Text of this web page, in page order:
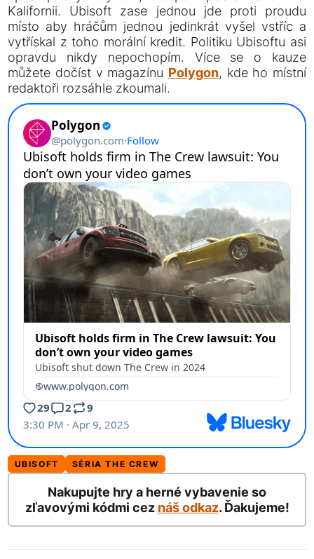
Kalifornii. Ubisoft zase jednou jde proti proudu
místo aby hráčům jednou jedinkrát vyšel vstříc a
vytřískal z toho morální kredit. Politiku Ubisoftu asi
opravdu nikdy nepochopím. Více se o kauze
můžete dočíst v magazínu Polygon, kde ho místní
redaktoři rozsáhle zkoumali.
UBISOFT SÉRIA THE CREW
Nakupujte hry a herné vybavenie so
zľavovými kódmi cez náš odkaz. Ďakujeme!